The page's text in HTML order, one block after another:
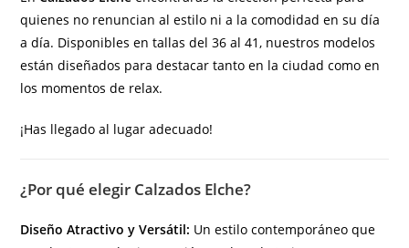
quienes no renuncian al estilo ni a la comodidad en su día
a día. Disponibles en tallas del 36 al 41, nuestros modelos
están diseñados para destacar tanto en la ciudad como en
los momentos de relax.
¡Has llegado al lugar adecuado!
¿Por qué elegir Calzados Elche?
Diseño Atractivo y Versátil: Un estilo contemporáneo que